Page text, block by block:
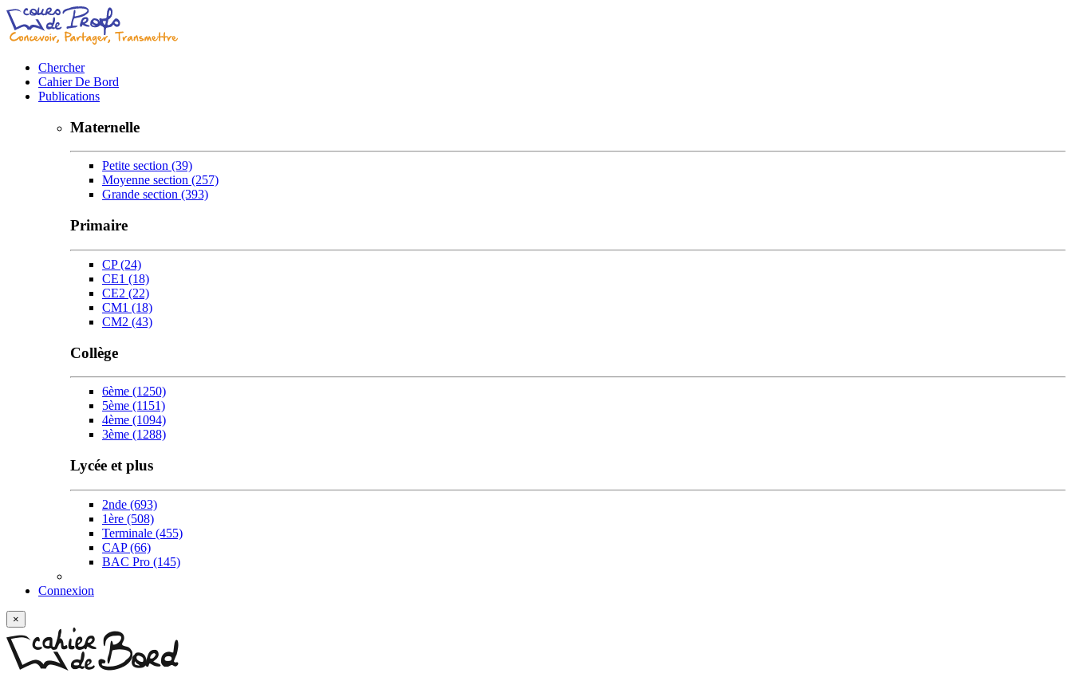
Chercher
Cahier De Bord
Publications
Maternelle
Petite section (39)
Moyenne section (257)
Grande section (393)
Primaire
CP(24)
CE1 (18)
CE2 (22)
CM1 (18)
CM2 (43)
Collège
6ème (1250)
5ème (1151)
4ème (1094)
3ème (1288)
Lycée et plus
2nde (693)
1ère (508)
Terminale (455)
CAP(66)
BAC Pro (145)
Connexion
×